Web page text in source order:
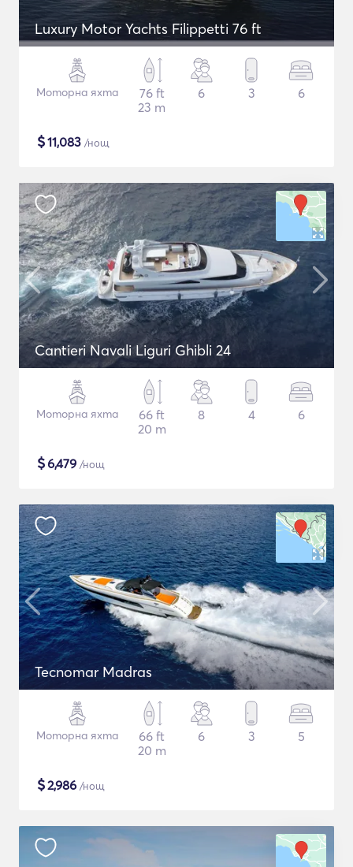
Luxury Motor Yachts Filippetti 76 ft
Моторна яхта
76 ft
23 m
6 3 6
$11,083 /нощ
Cantieri Navali Liguri Ghibli 24
Моторна яхта
66 ft
20 m
8 4 6
$6,479 /нощ
Tecnomar Madras
Моторна яхта
66 ft
20 m
6 3 5
$2,986 /нощ